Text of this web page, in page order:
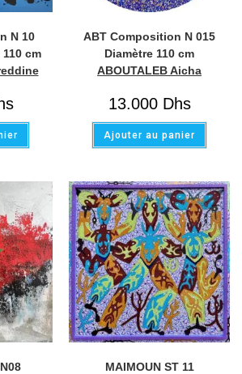
N 10
cm
ABT Composition N 015
Diamètre 110 cm
ABOUTALEB Aicha
13.000Dhs
Ajouter au panier
MAIMOUN ST 11